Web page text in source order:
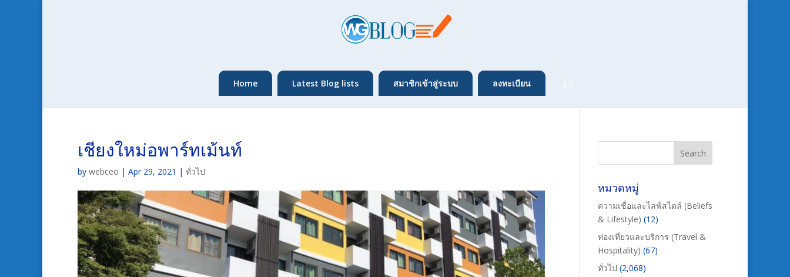
Home Latest Blog lists สมาชิกเข้าสู่ระบบ ลงทะเบียน
เชียงใหม่อพาร์ทเม้นท์
by webceo | Apr 29, 2021 | ทั่วไป
หมวดหมู่
ความเชื่อและไลฟ์สไตล์ (Beliefs
& Lifestyle) (12)
ท่องเที่ยวและบริการ (Travel &
Hospitality) (67)
ทั่วไป (2,068)